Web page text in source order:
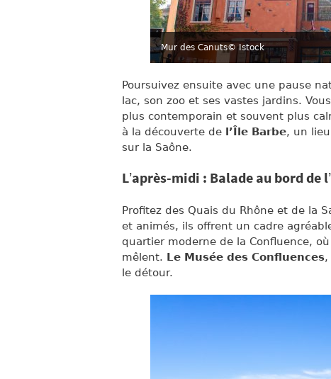
Mur des Canuts© Istock
Poursuivez ensuite avec une pause
lac, son zoo et ses vastes jardins.
plus contemporain et souvent plus
à la découverte de l’Île Barbe, un
sur la Saône.
L’après-midi : Balade au bord de
Profitez des Quais du Rhône et de la
et animés, ils offrent un cadre
quartier moderne de la Confluence,
mêlent. Le Musée des Confluences,
le détour.